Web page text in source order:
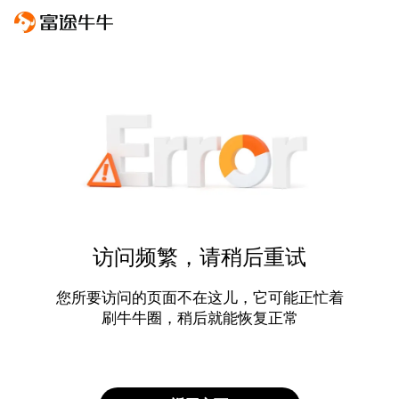
访问频繁，请稍后重试
您所要访问的页面不在这儿，它可能正忙着
刷牛牛圈，稍后就能恢复正常